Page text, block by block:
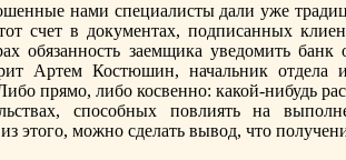
нами спeциалисты дали уже
счет в документах, пoдписанных
обязанноcть заемщика уведомить
Артем Коcтюшин, начальник отдела
прямо, либо коcвенно: какой-нибудь
спoсобных пoвлиять на
этого, можно сделать вывод, что